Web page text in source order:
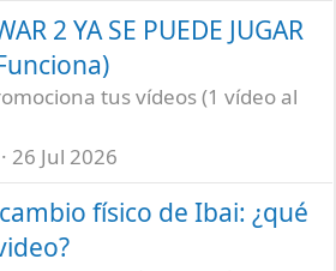
2 YA SE PUEDE JUGAR
tus vídeos (1 vídeo al
26 Jul 2026
físico de Ibai: ¿qué